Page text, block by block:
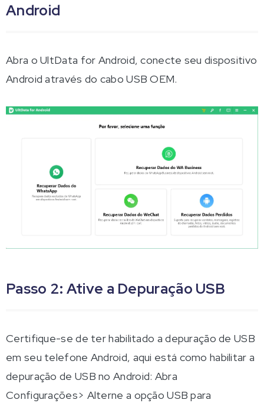
Android
Abra o UltData for Android, conecte seu dispositivo
Android através do cabo USB OEM.
Passo 2: Ative a Depuração USB
Certifique-se de ter habilitado a depuração de USB
em seu telefone Android, aqui está como habilitar a
depuração de USB no Android: Abra
Configurações> Alterne a opção USB para